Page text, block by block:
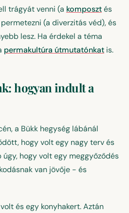
trágyát venni (a komposztés
(a diverzitás véd), és
lesz. Ha érdekel a téma
permakultúra útmutatónkat is.
hogyan indult a
a Bükk hegység lábánál
hogy volt egy nagy terv és
úgy, hogy volt egy meggyőződés
van jövője - és
és egy konyhakert. Aztán